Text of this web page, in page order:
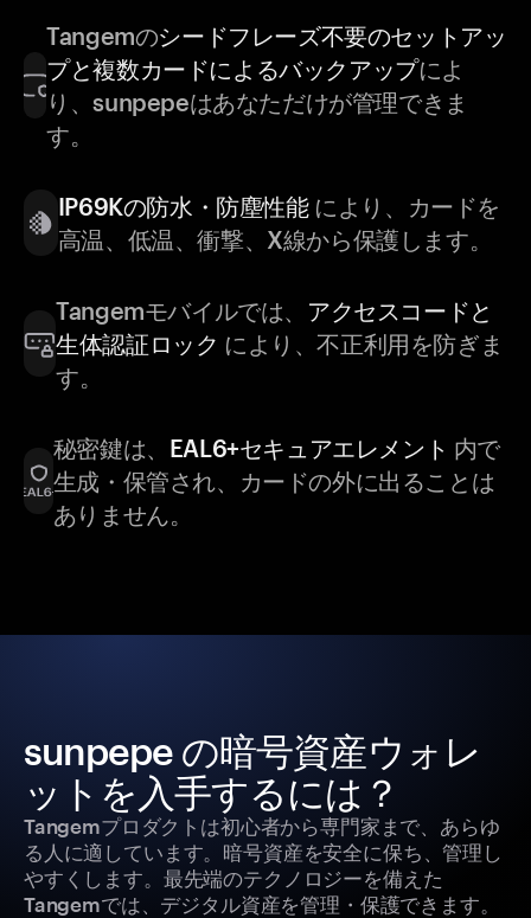
Tangemのシードフレーズ不要のセットアッ
プと複数カードによるバックアップによ
り、sunpepeはあなただけが管理できま
す。
IP69Kの防水・防塵性能により、カードを
高温、低温、衝撃、X線から保護します。
Tangemモバイルでは、 アクセスコードと
生体認証ロック により、不正利用を防ぎま
す。
秘密鍵は、 EAL6+セキュアエレメント 内で
生成・保管され、カードの外に出ることは
ありません。
sunpepe の暗号資産ウォレ
ットを入手するには？
Tangemプロダクトは初心者から専門家まで、あらゆ
る人に適しています。暗号資産を安全に保ち、管理し
やすくします。最先端のテクノロジーを備えた
Tangemでは、デジタル資産を管理・保護できます。